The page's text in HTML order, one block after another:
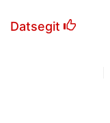
Datsegit